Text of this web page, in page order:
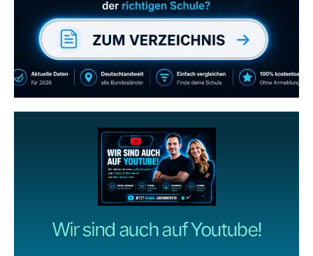
Wir sind auch auf Youtube!
wenn dir unsere Videos gefallen!
ZUM YOUTUBE KANAL